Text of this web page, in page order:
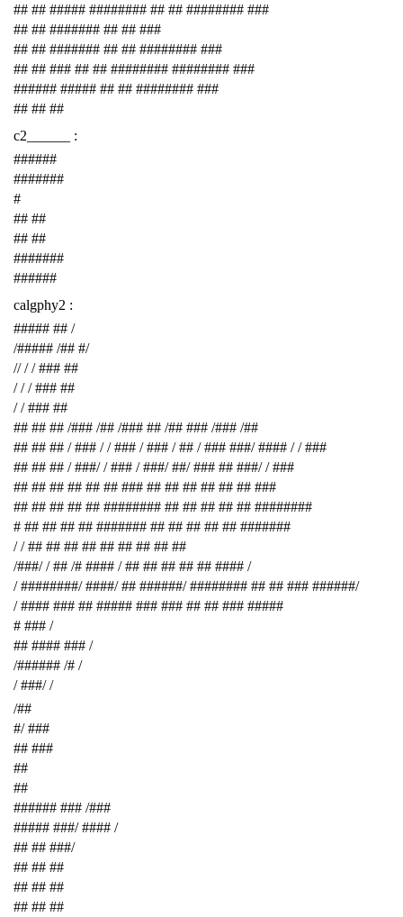
## ## ##### ######## ## ## ######## ###
## ## ####### ## ## ###
## ## ####### ## ## ######## ###
## ## ### ## ## ######## ######## ###
###### ##### ## ## ######## ###
## ## ##
c2______ :
######
#######
#
## ##
## ##
#######
######
calgphy2 :
##### ## /
/##### /## #/
// / / ### ##
/ / / ### ##
/ / ### ##
## ## ## /### /## /### ## /## ### /### /##
## ## ## / ### / / ### / ### / ## / ### ###/ #### / / ###
## ## ## / ###/ / ### / ###/ ##/ ### ## ###/ / ###
## ## ## ## ## ## ### ## ## ## ## ## ## ###
## ## ## ## ## ######## ## ## ## ## ## ########
# ## ## ## ## ####### ## ## ## ## ## #######
/ / ## ## ## ## ## ## ## ## ##
/###/ / ## /# #### / ## ## ## ## ## #### /
/ ########/ ####/ ## ######/ ######## ## ## ### ######/
/ #### ### ## ##### ### ### ## ## ### #####
# ### /
## #### ### /
/###### /# /
/ ###/ /
/##
#/ ###
## ###
##
##
###### ### /###
##### ###/ #### /
## ## ###/
## ## ##
## ## ##
## ## ##